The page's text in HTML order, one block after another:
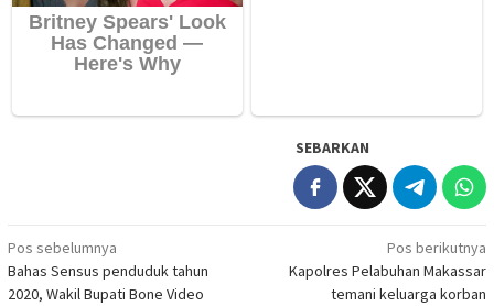
SEBARKAN
Navigasi
pos
Pos sebelumnya
Bahas Sensus penduduk tahun
2020, Wakil Bupati Bone Video
Pos berikutnya
Kapolres Pelabuhan Makassar
temani keluarga korban